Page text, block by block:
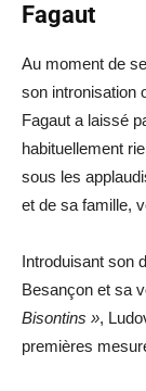
Fagaut
Au moment de
son intronisation
Fagaut a laissé
habituellement
sous les
et de sa famille,
Introduisant son
Besançon et sa
Bisontins »,
premières